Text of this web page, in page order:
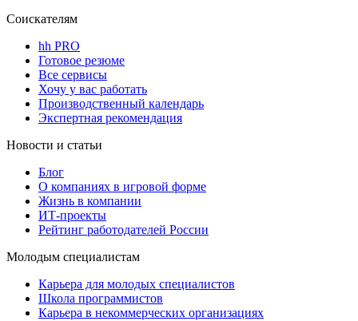
Соискателям
hh PRO
Готовое резюме
Все сервисы
Хочу у вас работать
Производственный календарь
Экспертная рекомендация
Новости и статьи
Блог
О компаниях в игровой форме
Жизнь в компании
ИТ-проекты
Рейтинг работодателей России
Молодым специалистам
Карьера для молодых специалистов
Школа программистов
Карьера в некоммерческих организациях